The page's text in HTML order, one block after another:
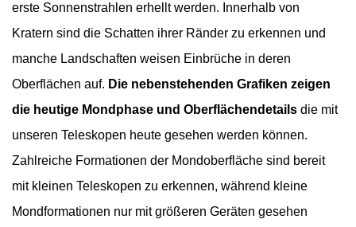
erste Sonnenstrahlen erhellt werden. Innerhalb von
Kratern sind die Schatten ihrer Ränder zu erkennen und
manche Landschaften weisen Einbrüche in deren
Oberflächen auf. Die nebenstehenden Grafiken zeigen
die heutige Mondphase und Oberflächendetails die mit
unseren Teleskopen heute gesehen werden können.
Zahlreiche Formationen der Mondoberfläche sind bereit
mit kleinen Teleskopen zu erkennen, während kleine
Mondformationen nur mit größeren Geräten gesehen